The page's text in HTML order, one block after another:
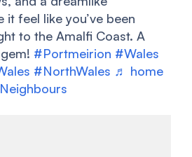
it feel like you’ve been
to the Amalfi Coast. A
#Portmeirion #Wales
#NorthWales ♬ home